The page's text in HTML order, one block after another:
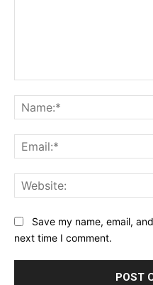
Save my name, email,
next time I comment.